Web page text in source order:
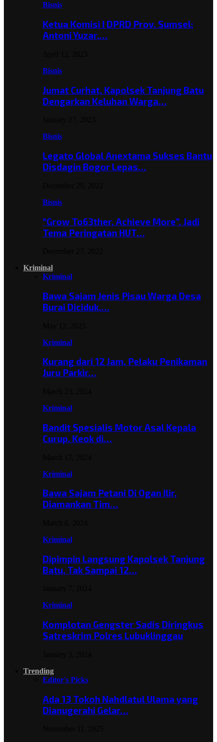
Bisnis
Ketua Komisi I DPRD Prov. Sumsel;
Antoni Yuzar,…
Bisnis
Jumat Curhat, Kapolsek Tanjung Batu
Dengarkan Keluhan Warga…
Bisnis
Legato Global Anextama Sukses Bantu
Disdagin Bogor Lepas…
Bisnis
“Grow To63ther, Achieve More”, Jadi
Tema Peringatan HUT…
Kriminal
Kriminal
Bawa Sajam Jenis Pisau Warga Desa
Burai Diciduk,…
Kriminal
Kurang dari 12 Jam, Pelaku Penikaman
Juru Parkir…
Kriminal
Bandit Spesialis Motor Asal Kepala
Curup, Keok di…
Kriminal
Bawa Sajam Petani Di Ogan Ilir,
Diamankan Tim…
Kriminal
Dipimpin Langsung Kapolsek Tanjung
Batu, Tak Sampai 12…
Kriminal
Komplotan Gengster Sadis Diringkus
Satreskrim Polres Lubuklinggau
Trending
Editor's Picks
Ada 13 Tokoh Nahdlatul Ulama yang
Dianugerahi Gelar…